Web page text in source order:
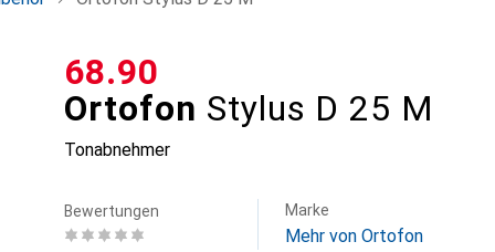
Ortofon Stylus D 25 M
Tonabnehmer
CHF
68.90
Bewertungen Marke
Mehr von Ortofon